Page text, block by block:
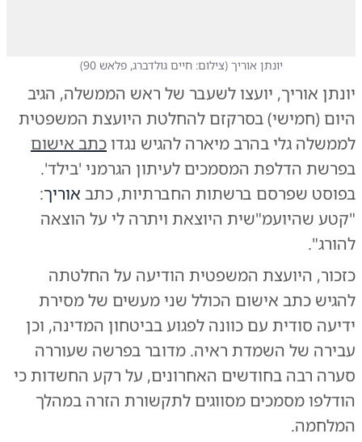
יונתן אוריך (צילום: חיים גולדברג, פלאש 90 )
יונתן אוריך, יועצו לשעבר של ראש הממשלה, הגיב
היום (חמישי) בסרקזם להחלטת היועצת המשפטית
לממשלה גלי בהרב מיארה להגיש נגדו כתב אישום
בפרשת הדלפת המסמכים לעיתון הגרמני 'בילד'.
בפוסט שפרסם ברשתות החברתיות, כתב אוריך:
"קטע שהיועמ"שית היוצאת ויתרה לי על הוצאה
להורג".
כזכור, היועצת המשפטית הודיעה על החלטתה
להגיש כתב אישום הכולל שני מעשים של מסירת
ידיעה סודית עם כוונה לפגוע בביטחון המדינה, וכן
עבירה של השמדת ראיה. מדובר בפרשה שעוררה
סערה רבה בחודשים האחרונים, על רקע החשדות כי
הודלפו מסמכים מסווגים לתקשורת הזרה במהלך
המלחמה.